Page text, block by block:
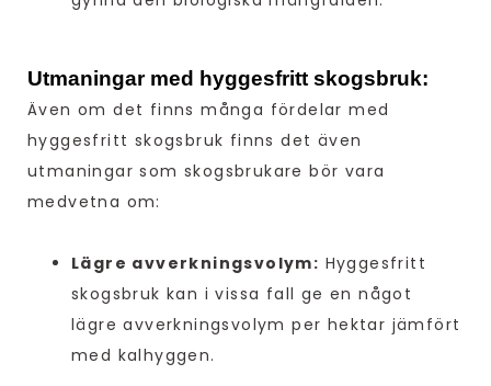
Utmaningar med hyggesfritt skogsbruk:
Även om det finns många fördelar med
hyggesfritt skogsbruk finns det även
utmaningar som skogsbrukare bör vara
medvetna om:
Lägre avverkningsvolym: Hyggesfritt
skogsbruk kan i vissa fall ge en något
lägre avverkningsvolym per hektar jämfört
med kalhyggen.